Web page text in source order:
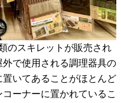
のスキレットが販売され
で使用される調理器具の
いてあることがほとんど
ーナーに置かれているこ